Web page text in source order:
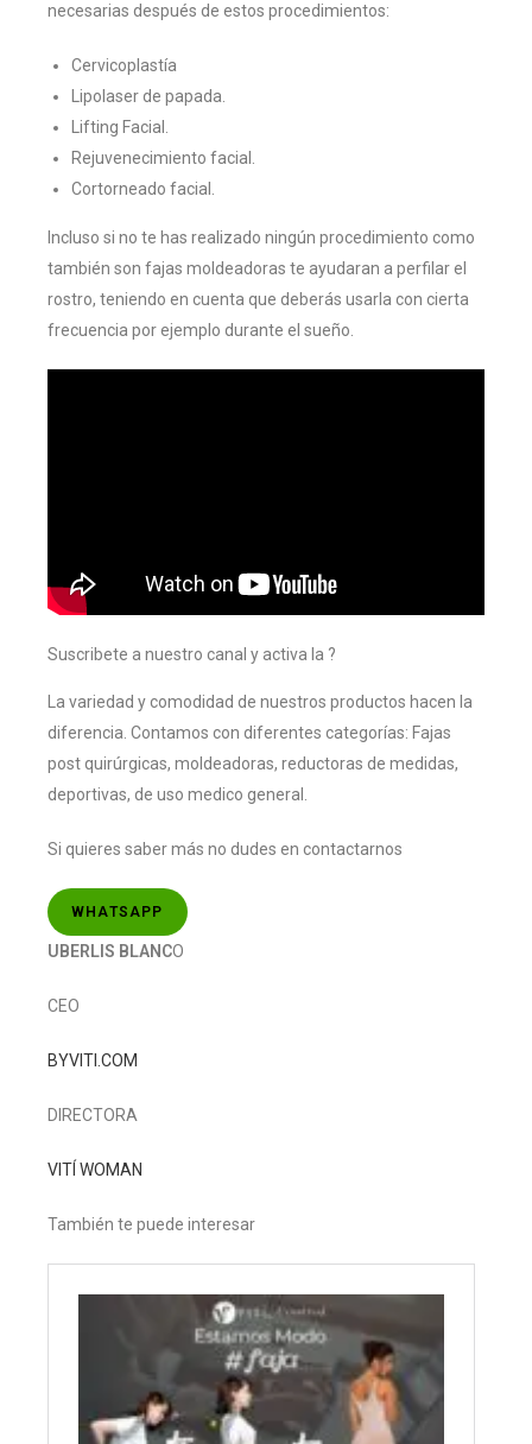
necesarias después de estos procedimientos:
Cervicoplastía
Lipolaser de papada.
Lifting Facial.
Rejuvenecimiento facial.
Cortorneado facial.
Incluso si no te has realizado ningún procedimiento como
también son fajas moldeadoras te ayudaran a perfilar el
rostro, teniendo en cuenta que deberás usarla con cierta
frecuencia por ejemplo durante el sueño.
Suscribete a nuestro canal y activa la ?
La variedad y comodidad de nuestros productos hacen la
diferencia. Contamos con diferentes categorías: Fajas
post quirúrgicas, moldeadoras, reductoras de medidas,
deportivas, de uso medico general.
Si quieres saber más no dudes en contactarnos
WHATSAPP
UBERLIS BLANCO
CEO
BYVITI.COM
DIRECTORA
VITÍ WOMAN
También te puede interesar